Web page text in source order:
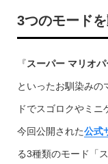
3つのモード
『スーパー マリオ
といったお馴染みの
ドでスゴロクやミニ
今回公開された公式
る3種類のモード「